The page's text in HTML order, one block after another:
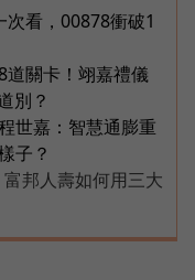
次看，00878衝破1
道關卡！翊嘉禮儀
別？
世嘉：智慧通膨重
子？
邦人壽如何用三大